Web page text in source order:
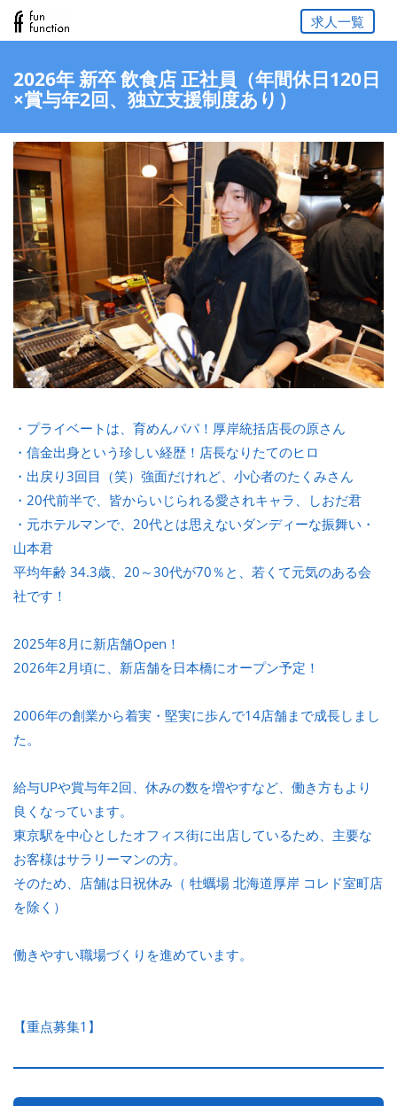
求人一覧
2026年 新卒 飲食店 正社員（年間休日120日
×賞与年2回、独立支援制度あり）
・プライベートは、育めんパパ！厚岸統括店長の原さん
・信金出身という珍しい経歴！店長なりたてのヒロ
・出戻り3回目（笑）強面だけれど、小心者のたくみさん
・20代前半で、皆からいじられる愛されキャラ、しおだ君
・元ホテルマンで、20代とは思えないダンディーな振舞い・
山本君
平均年齢 34.3歳、20～30代が70％と、若くて元気のある会
社です！
2025年8月に新店舗Open！
2026年2月頃に、新店舗を日本橋にオープン予定！
2006年の創業から着実・堅実に歩んで14店舗まで成長しまし
た。
給与UPや賞与年2回、休みの数を増やすなど、働き方もより
良くなっています。
東京駅を中心としたオフィス街に出店しているため、主要な
お客様はサラリーマンの方。
そのため、店舗は日祝休み（ 牡蠣場 北海道厚岸 コレド室町店
を除く）
働きやすい職場づくりを進めています。
【重点募集1】